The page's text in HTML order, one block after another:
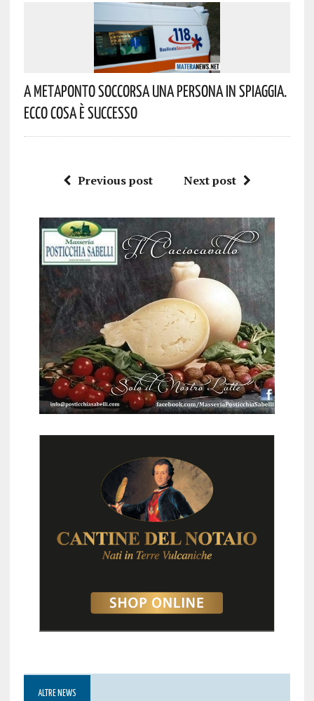
A Metaponto Soccorsa Una Persona In Spiaggia.
Ecco Cosa È Successo
Previous post Next post
ALTRE NEWS